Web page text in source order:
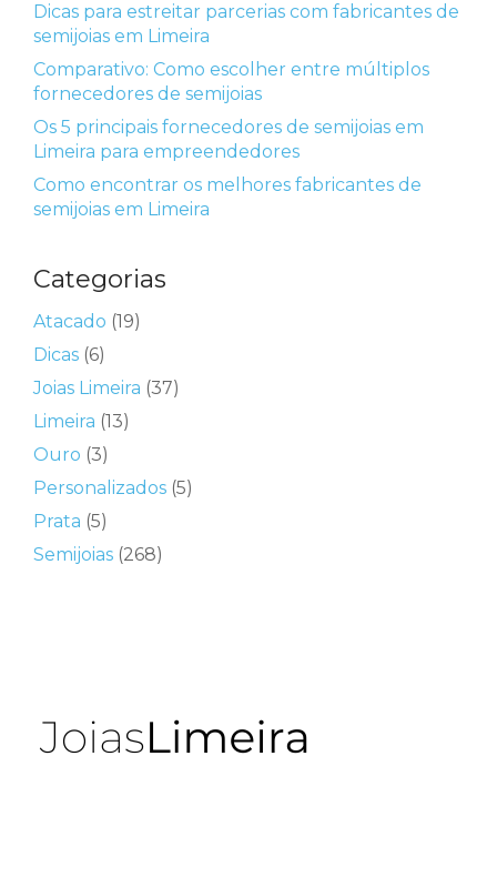
Dicas para estreitar parcerias com fabricantes de
semijoias em Limeira
Comparativo: Como escolher entre múltiplos
fornecedores de semijoias
Os 5 principais fornecedores de semijoias em
Limeira para empreendedores
Como encontrar os melhores fabricantes de
semijoias em Limeira
Categorias
Atacado (19)
Dicas (6)
Joias Limeira (37)
Limeira (13)
Ouro (3)
Personalizados (5)
Prata (5)
Semijoias (268)